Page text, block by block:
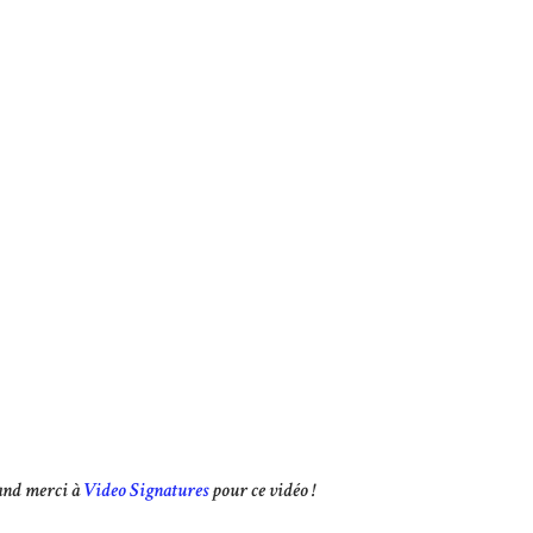
merci à Video Signaturespour ce vidéo !